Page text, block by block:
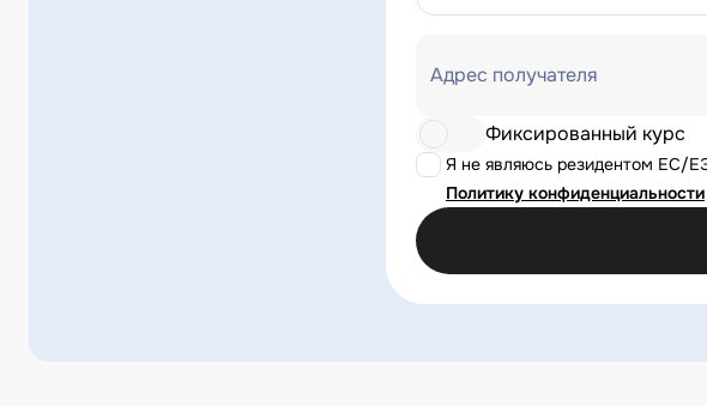
Адрес получателя
Я не являюсь резидентом ЕС/
Политику конфиденциальности
Фиксированный курс